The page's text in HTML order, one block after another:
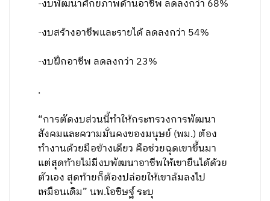
-งบพัฒนาศักยภาพด้านอาชีพ ลดลงกว่า 68%
-งบสร้างอาชีพและรายได้ ลดลงกว่า 54%
-งบฝึกอาชีพ ลดลงกว่า 23%
.
“การตัดงบส่วนนี้ทำให้กระทรวงการพัฒนา
สังคมและความมั่นคงของมนุษย์ (พม.) ต้อง
ทำงานด้วยมือข้างเดียว คือช่วยฉุดเขาขึ้นมา
แต่สุดท้ายไม่มีงบพัฒนาอาชีพให้เขายืนได้ด้วย
ตัวเอง สุดท้ายก็ต้องปล่อยให้เขาล้มลงไป
เหมือนเดิม” นพ.โอชิษฐ์ ระบุ